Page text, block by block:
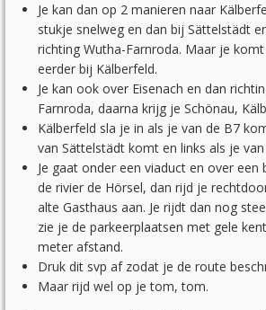
Je kan dan op 2 manieren naar
stukje snelweg en dan bij Sättelstädt
richting Wutha-Farnroda. Maar je
eerder bij Kälberfeld.
Je kan ook over Eisenach en dan
Farnroda, daarna krijg je Schönau,
Kälberfeld sla je in als je van de B7
van Sättelstädt komt en links als je
Je gaat onder een viaduct en over een
de rivier de Hörsel, dan rijd je
alte Gasthaus aan. Je rijdt dan nog
zie je de parkeerplaatsen met gele
meter afstand.
Druk dit svp af zodat je de route
Maar rijd wel op je tom, tom.